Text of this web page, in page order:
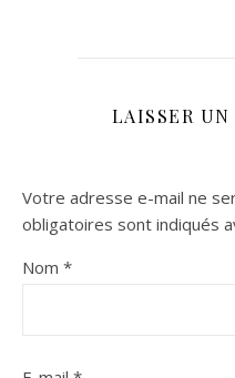
LAISSER
Votre adresse e-mail ne
obligatoires sont indiqués
Nom *